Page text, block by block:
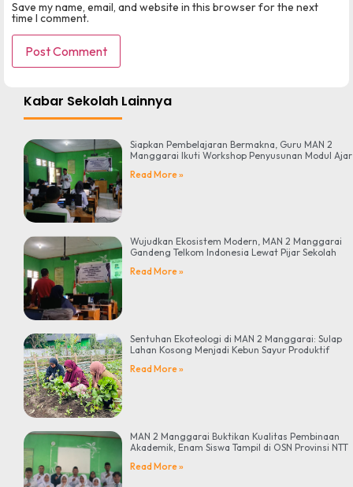
Save my name, email, and website in this browser for the next
time I comment.
Kabar Sekolah Lainnya
Siapkan Pembelajaran Bermakna, Guru MAN 2
Manggarai Ikuti Workshop Penyusunan Modul Ajar
Read More »
Wujudkan Ekosistem Modern, MAN 2 Manggarai
Gandeng Telkom Indonesia Lewat Pijar Sekolah
Read More »
Sentuhan Ekoteologi di MAN 2 Manggarai: Sulap
Lahan Kosong Menjadi Kebun Sayur Produktif
Read More »
MAN 2 Manggarai Buktikan Kualitas Pembinaan
Akademik, Enam Siswa Tampil di OSN Provinsi NTT
Read More »